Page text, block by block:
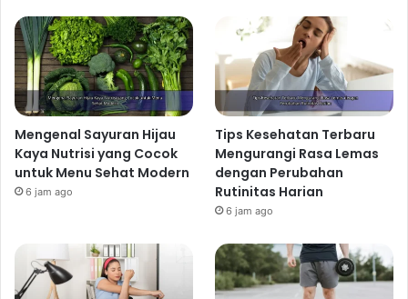
Mengenal Sayuran Hijau
Kaya Nutrisi yang Cocok
untuk Menu Sehat Modern
6 jam ago
Tips Kesehatan Terbaru
Mengurangi Rasa Lemas
dengan Perubahan
Rutinitas Harian
6 jam ago